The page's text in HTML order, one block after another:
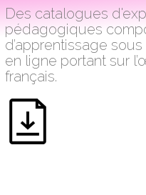
Des catalogues
pédagogiques
d’apprentissage
en ligne portant sur
français.